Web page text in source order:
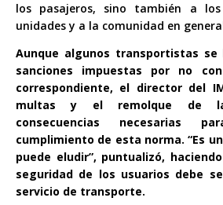
los pasajeros, sino también a
unidades y a la comunidad en
Aunque algunos transportistas se
sanciones impuestas por no
correspondiente, el director del
multas y el remolque de
consecuencias necesarias
cumplimiento de esta norma. “Es
puede eludir”, puntualizó,
seguridad de los usuarios debe
servicio de transporte.